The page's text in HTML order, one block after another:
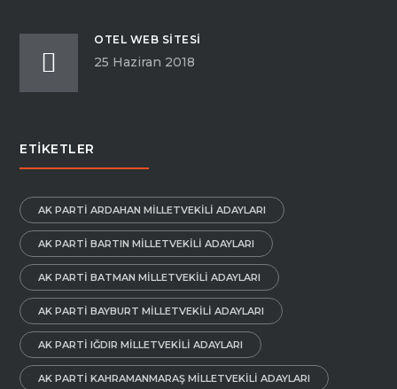
OTEL WEB SITESI
25 Haziran 2018
ETIKETLER
AK PARTI ARDAHAN MILLETVEKILI ADAYLARI
AK PARTI BARTIN MILLETVEKILI ADAYLARI
AK PARTI BATMAN MILLETVEKILI ADAYLARI
AK PARTI BAYBURT MILLETVEKILI ADAYLARI
AK PARTI IĞDIR MILLETVEKILI ADAYLARI
AK PARTI KAHRAMANMARAŞ MILLETVEKILI ADAYLARI